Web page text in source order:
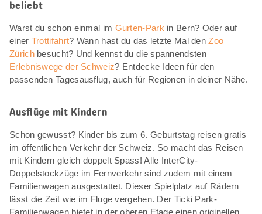
beliebt
Warst du schon einmal im Gurten-Park in Bern? Oder auf
einer Trottifahrt? Wann hast du das letzte Mal denZoo
Zürichbesucht? Und kennst du die spannendsten
Erlebniswege der Schweiz? Entdecke Ideen für den
passenden Tagesausflug, auch für Regionen in deiner Nähe.
Ausflüge mit Kindern
Schon gewusst? Kinder bis zum 6. Geburtstag reisen gratis
im öffentlichen Verkehr der Schweiz. So macht das Reisen
mit Kindern gleich doppelt Spass! Alle InterCity-
Doppelstockzüge im Fernverkehr sind zudem mit einem
Familienwagen ausgestattet. Dieser Spielplatz auf Rädern
lässt die Zeit wie im Fluge vergehen. Der Ticki Park-
Familienwagen bietet in der oberen Etage einen originellen